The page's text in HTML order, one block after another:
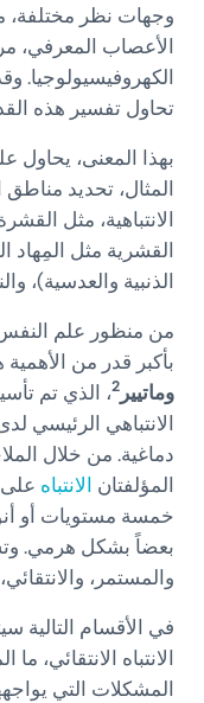
وجهات نظر
الأعصاب المعرفي،
الكهروفيسيولوجيا.
تحاول تفسير هذه
بهذا المعنى،
المثال، تحديد
الانتباهية، مثل
القشرية مثل
الذنبية والعدسية)،
من منظور علم
بأكبر قدر من الأهمية
وماتيير 2، الذي تم
الانتباهي الرئيسي
دماغية. من خلال
المؤلفتان الانتباه على
خمسة مستويات أو
بعضاً بشكل هرمي.
والمستمر،
في الأقسام التالية
الانتباه الانتقائي،
المشكلات التي